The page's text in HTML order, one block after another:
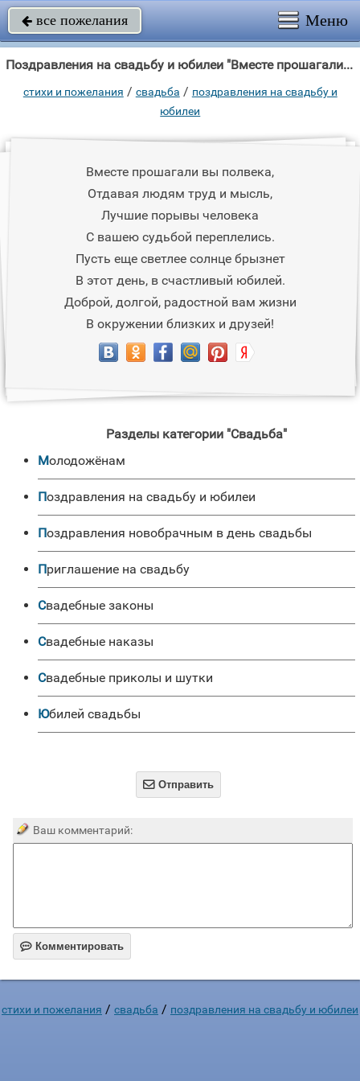
 все пожелания Меню
Поздравления на свадьбу и юбилеи "Вместе прошагали вы полвека, Отдавая людям труд и мысль, Лучшие порывы"
стихи и пожелания / свадьба / поздравления на свадьбу и
юбилеи
Вместе прошагали вы полвека,
Отдавая людям труд и мысль,
Лучшие порывы человека
С вашею судьбой переплелись.
Пусть еще светлее солнце брызнет
В этот день, в счастливый юбилей.
Доброй, долгой, радостной вам жизни
В окружении близких и друзей!
Разделы категории "Свадьба"
Молодожёнам
Поздравления на свадьбу и юбилеи
Поздравления новобрачным в день свадьбы
Приглашение на свадьбу
Свадебные законы
Свадебные наказы
Свадебные приколы и шутки
Юбилей свадьбы
 Отправить
Ваш комментарий:
 Комментировать
стихи и пожелания / свадьба / поздравления на свадьбу и юбилеи